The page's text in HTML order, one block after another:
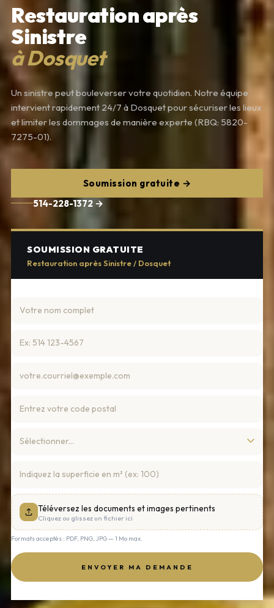
Restauration après
Sinistre
à Dosquet
Un sinistre peut bouleverser votre quotidien. Notre équipe
intervient rapidement 24/7 à Dosquet pour sécuriser les lieux
et limiter les dommages de manière experte (RBQ: 5820-
7275-01).
Soumission gratuite →
514-228-1372 →
SOUMISSION GRATUITE
Restauration après Sinistre / Dosquet
Téléversez les documents et images pertinents
Cliquez ou glissez un fichier ici
Formats acceptés : PDF, PNG, JPG — 1 Mo max.
ENVOYER MA DEMANDE